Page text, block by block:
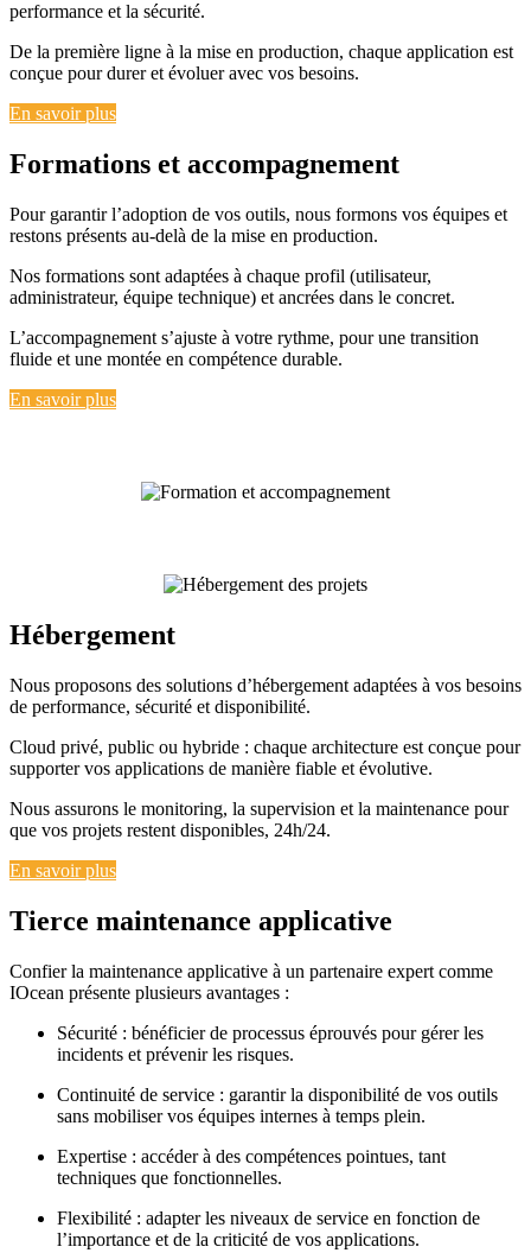
performance et la sécurité.
De la première ligne à la mise en production, chaque application est
conçue pour durer et évoluer avec vos besoins.
En savoir plus
Formations et accompagnement
Pour garantir l’adoption de vos outils, nous formons vos équipes et
restons présents au-delà de la mise en production.
Nos formations sont adaptées à chaque profil (utilisateur,
administrateur, équipe technique) et ancrées dans le concret.
L’accompagnement s’ajuste à votre rythme, pour une transition
fluide et une montée en compétence durable.
En savoir plus
Hébergement
Nous proposons des solutions d’hébergement adaptées à vos besoins
de performance, sécurité et disponibilité.
Cloud privé, public ou hybride : chaque architecture est conçue pour
supporter vos applications de manière fiable et évolutive.
Nous assurons le monitoring, la supervision et la maintenance pour
que vos projets restent disponibles, 24h/24.
En savoir plus
Tierce maintenance applicative
Confier la maintenance applicative à un partenaire expert comme
IOcean présente plusieurs avantages :
Sécurité : bénéficier de processus éprouvés pour gérer les
incidents et prévenir les risques.
Continuité de service : garantir la disponibilité de vos outils
sans mobiliser vos équipes internes à temps plein.
Expertise : accéder à des compétences pointues, tant
techniques que fonctionnelles.
Flexibilité : adapter les niveaux de service en fonction de
l’importance et de la criticité de vos applications.